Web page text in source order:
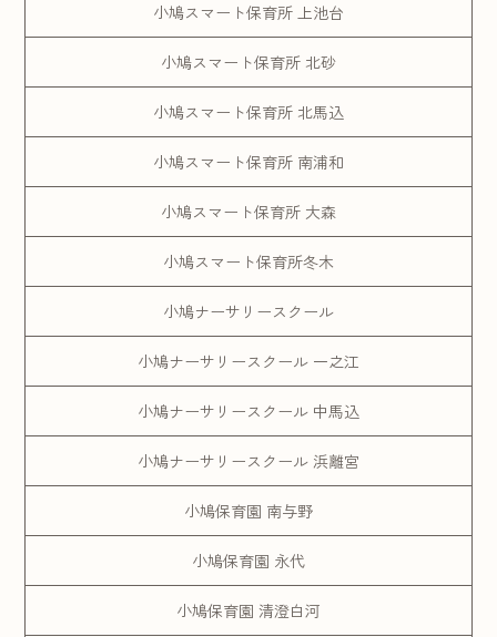
小鳩スマート保育所 上池台
小鳩スマート保育所 北砂
小鳩スマート保育所 北馬込
小鳩スマート保育所 南浦和
小鳩スマート保育所 大森
小鳩スマート保育所冬木
小鳩ナーサリースクール
小鳩ナーサリースクール 一之江
小鳩ナーサリースクール 中馬込
小鳩ナーサリースクール 浜離宮
小鳩保育園 南与野
小鳩保育園 永代
小鳩保育園 清澄白河